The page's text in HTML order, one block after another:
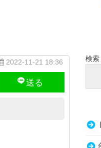
2022-11-21 18:36 検索